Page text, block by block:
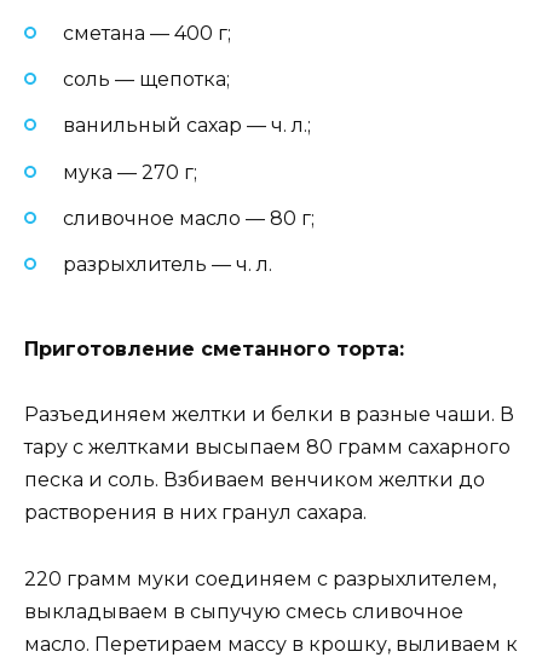
сметана — 400 г;
соль — щепотка;
ванильный сахар — ч. л.;
мука — 270 г;
сливочное масло — 80 г;
разрыхлитель — ч. л.
Приготовление сметанного торта:
Разъединяем желтки и белки в разные чаши. В
тару с желтками высыпаем 80 грамм сахарного
песка и соль. Взбиваем венчиком желтки до
растворения в них гранул сахара.
220 грамм муки соединяем с разрыхлителем,
выкладываем в сыпучую смесь сливочное
масло. Перетираем массу в крошку, выливаем к